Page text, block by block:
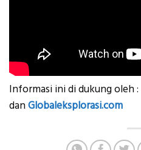
Informasi ini di dukung oleh :
danGlobaleksplorasi.com